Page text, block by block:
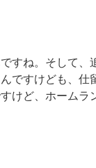
すね。そして、
ですけども、仕
けど、ホームラ